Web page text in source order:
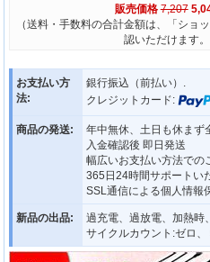
販売価格 7,207
（送料・手数料の合計金額は、「ショ
認いただけます。
お支払い方
法:
銀行振込（前払い）.
クレジットカード:
商品の発送:
年中無休、土日も休まず
入金確認後 即日発送
幅広いお支払い方法での
365日24時間サポートい
SSL通信による個人情報
新品の出品:
過充電、過放電、加熱時
サイクルカウント:ゼロ